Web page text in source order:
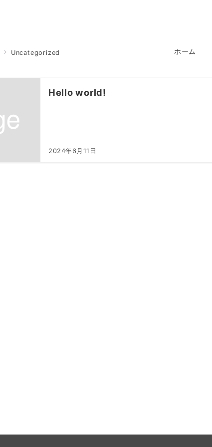
ホーム
Uncategorized
Hello world!
2024年6月11日